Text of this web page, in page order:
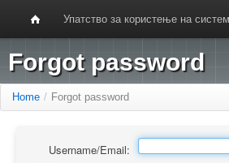
Упатство за користење на
Forgot password
Home / Forgot password
Username/Email: